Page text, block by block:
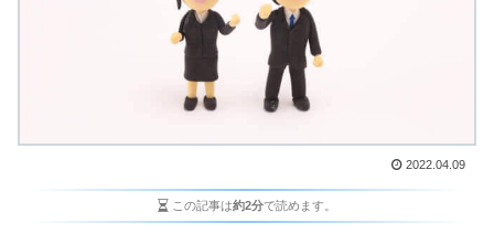
2022.04.09
この記事は約2分で読めます。